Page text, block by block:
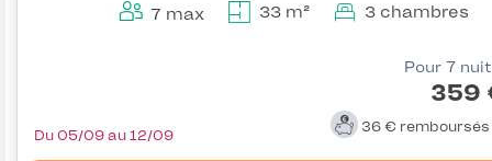
7 max 33 m² 3 chambres
Pour 7
359
36 € remboursés
Du 05/09 au 12/09